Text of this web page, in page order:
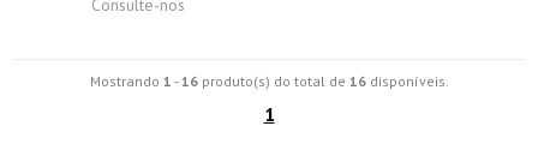
Consulte-nos
Mostrando 1 - 16produto(s) do total de 16disponíveis.
1